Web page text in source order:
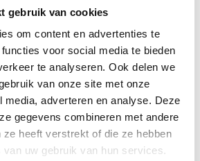
gebruik van cookies
om content en advertenties te
voor social media te bieden
te analyseren. Ook delen we
van onze site met onze
media, adverteren en analyse. Deze
gegevens combineren met andere
ze heeft verstrekt of die ze hebben
uw gebruik van hun services.
Complete lift van OME -